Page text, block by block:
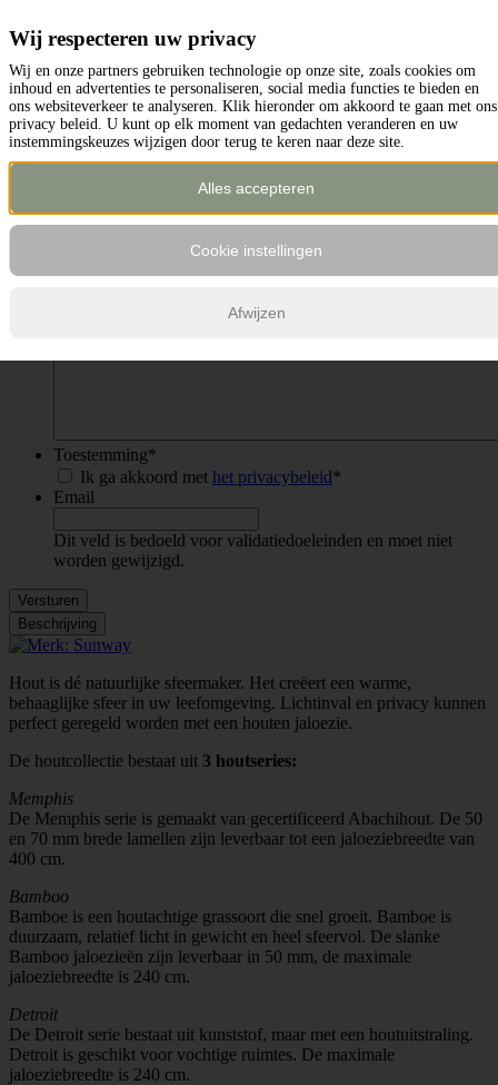
Naam*
Naam
E-mailadres*
Telefoonnummer
Onderwerp
Toestemming*
Ik ga akkoord met het privacybeleid*
Email
Dit veld is bedoeld voor validatiedoeleinden en moet niet
worden gewijzigd.
Versturen
Beschrijving
Hout is dé natuurlijke sfeermaker. Het creëert een warme,
behaaglijke sfeer in uw leefomgeving. Lichtinval en privacy kunnen
perfect geregeld worden met een houten jaloezie.
De houtcollectie bestaat uit 3 houtseries:
Memphis
De Memphis serie is gemaakt van gecertificeerd Abachihout. De 50
en 70 mm brede lamellen zijn leverbaar tot een jaloeziebreedte van
400 cm.
Bamboo
Bamboe is een houtachtige grassoort die snel groeit. Bamboe is
duurzaam, relatief licht in gewicht en heel sfeervol. De slanke
Bamboo jaloezieën zijn leverbaar in 50 mm, de maximale
jaloeziebreedte is 240 cm.
Detroit
De Detroit serie bestaat uit kunststof, maar met een houtuitstraling.
Detroit is geschikt voor vochtige ruimtes. De maximale
jaloeziebreedte is 240 cm.
Wij respecteren uw privacy
Wij en onze partners gebruiken technologie op onze site, zoals cookies om
inhoud en advertenties te personaliseren, social media functies te bieden en
ons websiteverkeer te analyseren. Klik hieronder om akkoord te gaan met ons
privacy beleid. U kunt op elk moment van gedachten veranderen en uw
instemmingskeuzes wijzigen door terug te keren naar deze site.
Alles accepteren
Cookie instellingen
Afwijzen